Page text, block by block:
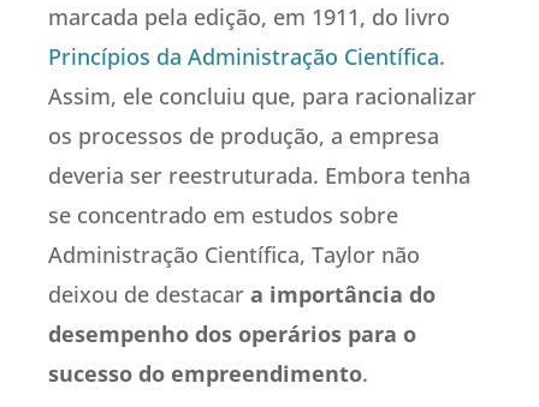
marcada pela edição, em 1911, do livro
Princípios da Administração Científica.
Assim, ele concluiu que, para racionalizar
os processos de produção, a empresa
deveria ser reestruturada. Embora tenha
se concentrado em estudos sobre
Administração Científica, Taylor não
deixou de destacar a importância do
desempenho dos operários para o
sucesso do empreendimento.